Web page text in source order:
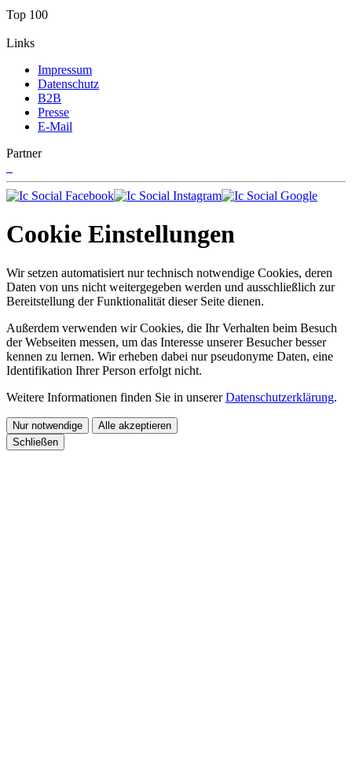
Top 100
Links
Impressum
Datenschutz
B2B
Presse
E-Mail
Partner
Cookie Einstellungen
Wir setzen automatisiert nur technisch notwendige Cookies, deren
Daten von uns nicht weitergegeben werden und ausschließlich zur
Bereitstellung der Funktionalität dieser Seite dienen.
Außerdem verwenden wir Cookies, die Ihr Verhalten beim Besuch
der Webseiten messen, um das Interesse unserer Besucher besser
kennen zu lernen. Wir erheben dabei nur pseudonyme Daten, eine
Identifikation Ihrer Person erfolgt nicht.
Weitere Informationen finden Sie in unsererDatenschutzerklärung.
Nur notwendige
Alle akzeptieren
Schließen